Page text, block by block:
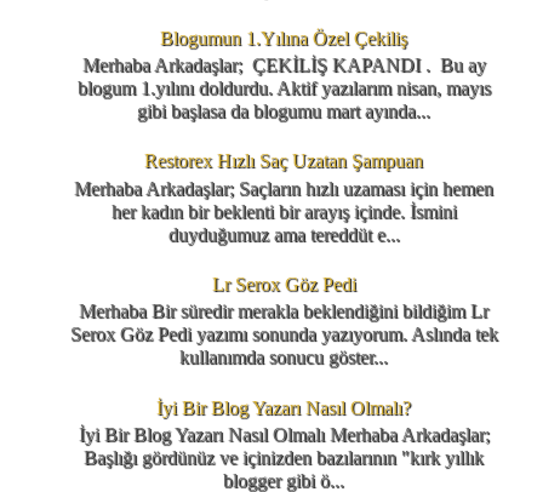
Blogumun 1.Yılına Özel Çekiliş
Merhaba Arkadaşlar; ÇEKİLİŞ KAPANDI . Bu ay
blogum 1.yılını doldurdu. Aktif yazılarım nisan, mayıs
gibi başlasa da blogumu mart ayında...
Restorex Hızlı Saç Uzatan Şampuan
Merhaba Arkadaşlar; Saçların hızlı uzaması için hemen
her kadın bir beklenti bir arayış içinde. İsmini
duyduğumuz ama tereddüt e...
Lr Serox Göz Pedi
Merhaba Bir süredir merakla beklendiğini bildiğim Lr
Serox Göz Pedi yazımı sonunda yazıyorum. Aslında tek
kullanımda sonucu göster...
İyi Bir Blog Yazarı Nasıl Olmalı?
İyi Bir Blog Yazarı Nasıl Olmalı Merhaba Arkadaşlar;
Başlığı gördünüz ve içinizden bazılarının "kırk yıllık
blogger gibi ö...